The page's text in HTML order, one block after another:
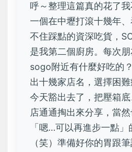
呼～整理這篇真的花了
一個在中壢打滾十幾年
不住踩點的資深吃貨，
是我第二個廚房。每次
sogo附近有什麼好吃的
出十幾家店名，選擇困難
今天豁出去了，把壓箱
店通通掏出來分享，當
「嗯…可以再進步一點」
（笑）準備好你的胃跟